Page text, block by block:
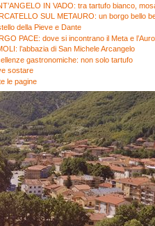
IN VADO: tra tartufo bianco,
SUL METAURO: un borgo bello
della Pieve e Dante
PACE: dove si incontrano il Meta e l’Auro
l’abbazia di San Michele Arcangelo
gastronomiche: non solo tartufo
sostare
le pagine